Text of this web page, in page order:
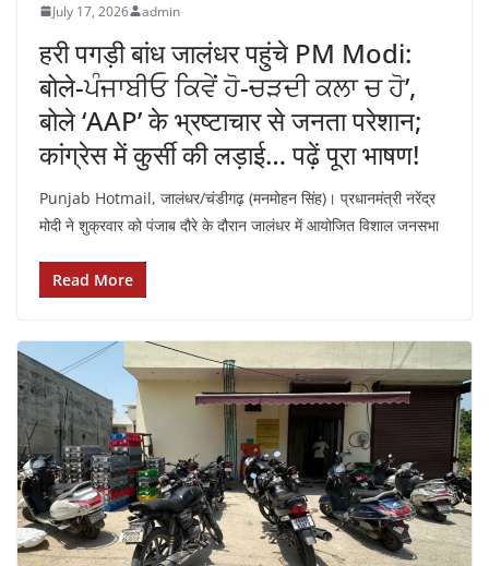
July 17, 2026 admin
हरी पगड़ी बांध जालंधर पहुंचे PM Modi:
बोले-ਪੰਜਾਬੀਓ ਕਿਵੇਂ ਹੋ-ਚੜਦੀ ਕਲਾ ਚ ਹੋ’,
बोले ‘AAP’ के भ्रष्टाचार से जनता परेशान;
कांग्रेस में कुर्सी की लड़ाई… पढ़ें पूरा भाषण!
Punjab Hotmail, जालंधर/चंडीगढ़ (मनमोहन सिंह)। प्रधानमंत्री नरेंद्र
मोदी ने शुक्रवार को पंजाब दौरे के दौरान जालंधर में आयोजित विशाल जनसभा
Read More